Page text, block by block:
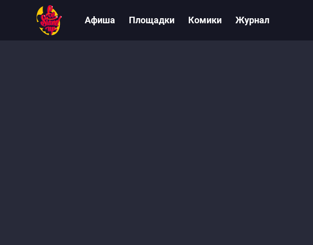
Афиша Площадки Комики Журнал